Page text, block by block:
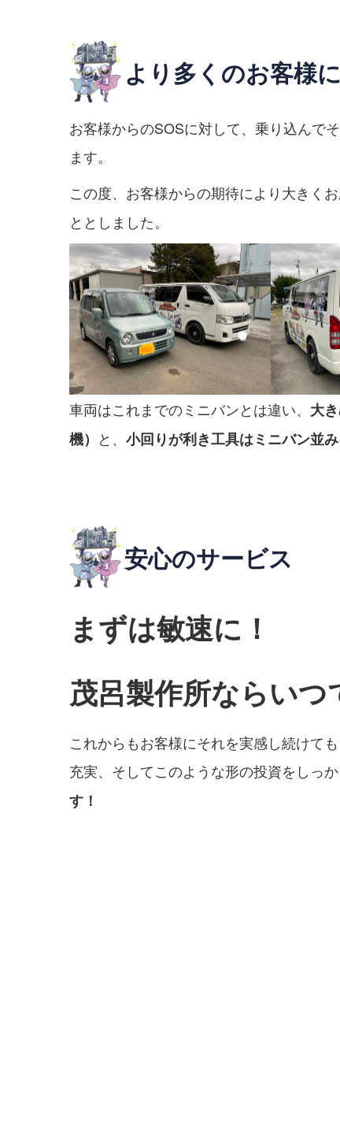
より多くのお客様
お客様からのSOSに対して、乗り込んで
ます。
この度、お客様からの期待により大きくお
ととしました。
車両はこれまでのミニバンとは違い、 大
機） と、 小回りが利き工具はミニバン並
安心のサービス
まずは敏速に！
茂呂製作所ならいつ
これからもお客様にそれを実感し続けて
充実、そしてこのような形の投資をしっか
す！